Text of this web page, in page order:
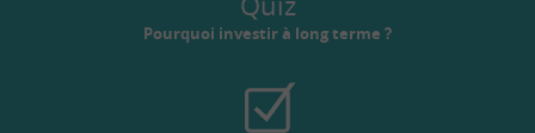
Pourquoi investir à long terme ?